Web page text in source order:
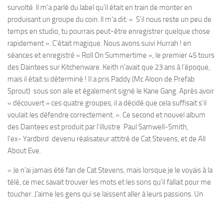
survolté. ll m’a parlé du label qu’il était en train de monter en
produisant un groupe du coin. ll m’a dit: « S’il nous reste un peu de
temps en studio, tu pourrais peut-être enregistrer quelque chose
rapidement ». C’était magique. Nous avons suivi Hurrah ! en
séances et enregistré « Roll On Summertime », le premier 45 tours
des Daintees sur Kitchenware. Keith n’avait que 23 ans à l’époque,
mais il était si déterminé ! Il a pris Paddy (Mc Aloon de Prefab
Sprout) sous son aile et également signé le Kane Gang. Après avoir
« découvert » ces quatre groupes, il a décidé que cela suffisait s’il
voulait les défendre correctement. ». Ce second et nouvel album
des Daintees est produit par l’illustre Paul Samwell-Smith,
l’ex- Yardbird devenu réalisateur attitré de Cat Stevens, et de All
About Eve.
« Je n’ai jamais été fan de Cat Stevens, mais lorsque je le voyais à la
télé, ce mec savait trouver les mots et les sons qu’il fallait pour me
toucher. J’aime les gens qui se laissent aller à leurs passions. Un